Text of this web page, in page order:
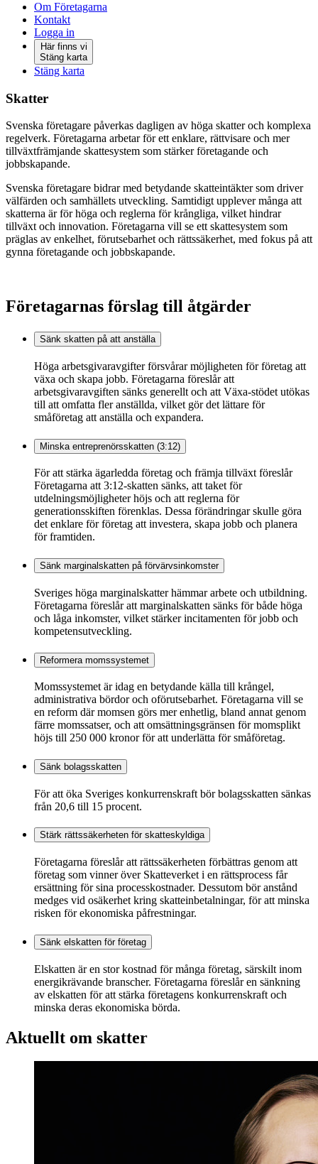
Om Företagarna
Kontakt
Logga in
Här finns vi
Stäng karta
Stäng karta
Skatter
Svenska företagare påverkas dagligen av höga skatter och komplexa
regelverk. Företagarna arbetar för ett enklare, rättvisare och mer
tillväxtfrämjande skattesystem som stärker företagande och
jobbskapande.
Svenska företagare bidrar med betydande skatteintäkter som driver
välfärden och samhällets utveckling. Samtidigt upplever många att
skatterna är för höga och reglerna för krångliga, vilket hindrar
tillväxt och innovation. Företagarna vill se ett skattesystem som
präglas av enkelhet, förutsebarhet och rättssäkerhet, med fokus på att
gynna företagande och jobbskapande.
Företagarnas förslag till åtgärder
Sänk skatten på att anställa
Höga arbetsgivaravgifter försvårar möjligheten för företag att
växa och skapa jobb. Företagarna föreslår att
arbetsgivaravgiften sänks generellt och att Växa-stödet utökas
till att omfatta fler anställda, vilket gör det lättare för
småföretag att anställa och expandera.
Minska entreprenörsskatten (3:12)
För att stärka ägarledda företag och främja tillväxt föreslår
Företagarna att 3:12-skatten sänks, att taket för
utdelningsmöjligheter höjs och att reglerna för
generationsskiften förenklas. Dessa förändringar skulle göra
det enklare för företag att investera, skapa jobb och planera
för framtiden.
Sänk marginalskatten på förvärvsinkomster
Sveriges höga marginalskatter hämmar arbete och utbildning.
Företagarna föreslår att marginalskatten sänks för både höga
och låga inkomster, vilket stärker incitamenten för jobb och
kompetensutveckling.
Reformera momssystemet
Momssystemet är idag en betydande källa till krångel,
administrativa bördor och oförutsebarhet. Företagarna vill se
en reform där momsen görs mer enhetlig, bland annat genom
färre momssatser, och att omsättningsgränsen för momsplikt
höjs till 250 000 kronor för att underlätta för småföretag.
Sänk bolagsskatten
För att öka Sveriges konkurrenskraft bör bolagsskatten sänkas
från 20,6 till 15 procent.
Stärk rättssäkerheten för skatteskyldiga
Företagarna föreslår att rättssäkerheten förbättras genom att
företag som vinner över Skatteverket i en rättsprocess får
ersättning för sina processkostnader. Dessutom bör anstånd
medges vid osäkerhet kring skatteinbetalningar, för att minska
risken för ekonomiska påfrestningar.
Sänk elskatten för företag
Elskatten är en stor kostnad för många företag, särskilt inom
energikrävande branscher. Företagarna föreslår en sänkning
av elskatten för att stärka företagens konkurrenskraft och
minska deras ekonomiska börda.
Aktuellt om skatter